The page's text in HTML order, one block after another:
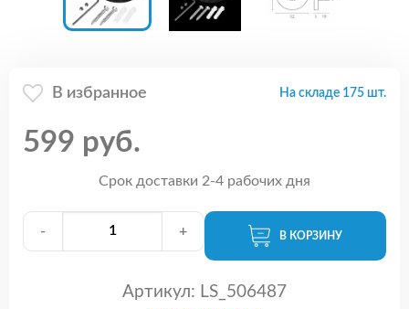
В избранное На складе 175 шт.
599 руб.
Срок доставки 2-4 рабочих дня
- + В КОРЗИНУ
Артикул: LS_506487